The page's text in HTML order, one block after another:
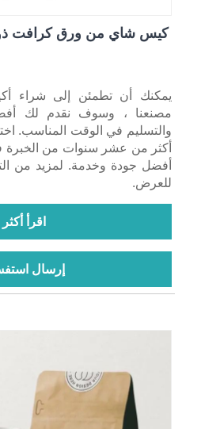
كيس شاي من ورق كرافت
يمكنك أن تطمئن إلى شراء
مصنعنا ، وسوف نقدم لك
والتسليم في الوقت المناسب.
أكثر من عشر سنوات من الخبرة
أفضل جودة وخدمة. لمزيد من
للعرض.
اقرأ أكثر
إرسال